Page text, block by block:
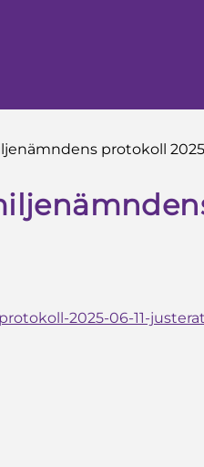
protokoll
2025-06-11-